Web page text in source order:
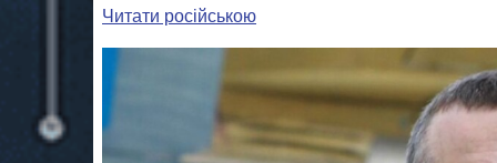
Читати російською